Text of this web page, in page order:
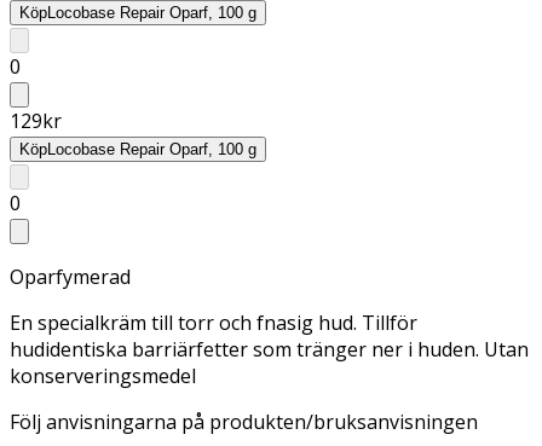
KöpLocobase Repair Oparf, 100 g
0
129kr
KöpLocobase Repair Oparf, 100 g
0
Oparfymerad
En specialkräm till torr och fnasig hud. Tillför
hudidentiska barriärfetter som tränger ner i huden. Utan
konserveringsmedel
Följ anvisningarna på produkten/bruksanvisningen